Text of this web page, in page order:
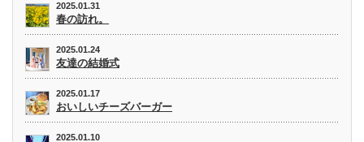
2025.01.31
春の訪れ。
2025.01.24
友達の結婚式
2025.01.17
おいしいチーズバーガー
2025.01.10